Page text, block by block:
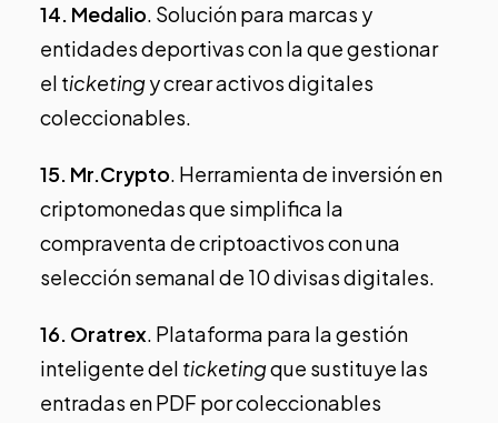
14. Medalio. Solución para marcas y
entidades deportivas con la que gestionar
el ticketingy crear activos digitales
coleccionables.
15. Mr.Crypto. Herramienta de inversión en
criptomonedas que simplifica la
compraventa de criptoactivos con una
selección semanal de 10 divisas digitales.
16. Oratrex. Plataforma para la gestión
inteligente del ticketingque sustituye las
entradas en PDF por coleccionables